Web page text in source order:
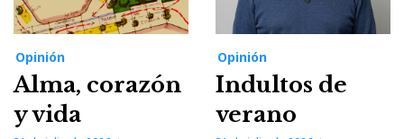
Opinión
Alma, corazón
y vida
Opinión
Indultos de
verano